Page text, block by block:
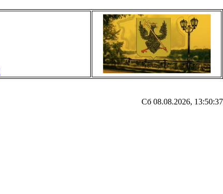
Сб 08.08.2026, 13:50:37